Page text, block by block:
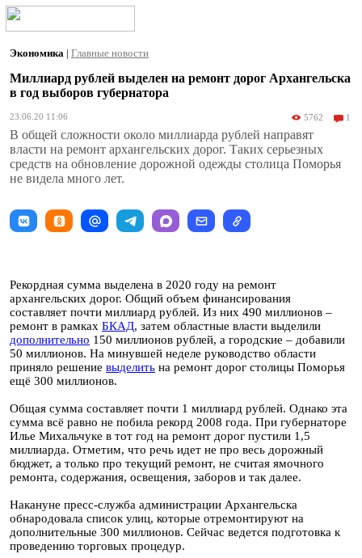
Экономика | Главные новости
Миллиард рублей выделен на ремонт дорог Архангельска
в год выборов губернатора
23.06.20 11:06 5762 1
В общей сложности около миллиарда рублей направят
власти на ремонт архангельских дорог. Таких серьезных
средств на обновление дорожной одежды столица Поморья
не видела много лет.
Рекордная сумма выделена в 2020 году на ремонт
архангельских дорог. Общий объем финансирования
составляет почти миллиард рублей. Из них 490 миллионов –
ремонт в рамках БКАД, затем областные власти выделили
дополнительно 150 миллионов рублей, а городские – добавили
50 миллионов. На минувшей неделе руководство области
приняло решение выделить на ремонт дорог столицы Поморья
ещё 300 миллионов.
Общая сумма составляет почти 1 миллиард рублей. Однако эта
сумма всё равно не побила рекорд 2008 года. При губернаторе
Илье Михальчуке в тот год на ремонт дорог пустили 1,5
миллиарда. Отметим, что речь идет не про весь дорожный
бюджет, а только про текущий ремонт, не считая ямочного
ремонта, содержания, освещения, заборов и так далее.
Накануне пресс-служба администрации Архангельска
обнародовала список улиц, которые отремонтируют на
дополнительные 300 миллионов. Сейчас ведется подготовка к
проведению торговых процедур.